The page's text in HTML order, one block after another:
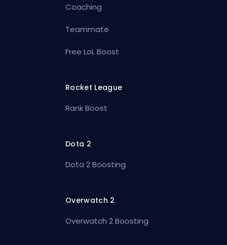
Coaching
Teammate
Free LoL Boost
Rocket League
Rank Boost
Dota 2
Dota 2 Boosting
Overwatch 2
Overwatch 2 Boosting